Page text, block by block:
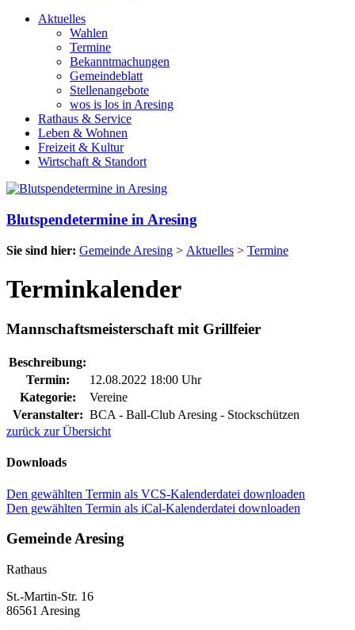
Aktuelles
Wahlen
Termine
Bekanntmachungen
Gemeindeblatt
Stellenangebote
wos is los in Aresing
Rathaus & Service
Leben & Wohnen
Freizeit & Kultur
Wirtschaft & Standort
Blutspendetermine in Aresing
Sie sind hier: Gemeinde Aresing > Aktuelles > Termine
Terminkalender
Mannschaftsmeisterschaft mit Grillfeier
Beschreibung:
Termin:
12.08.2022 18:00 Uhr
Kategorie:
Vereine
Veranstalter: BCA - Ball-Club Aresing - Stockschützen
zurück zur Übersicht
Downloads
Den gewählten Termin als VCS-Kalenderdatei downloaden
Den gewählten Termin als iCal-Kalenderdatei downloaden
Gemeinde Aresing
Rathaus
St.-Martin-Str. 16
86561 Aresing